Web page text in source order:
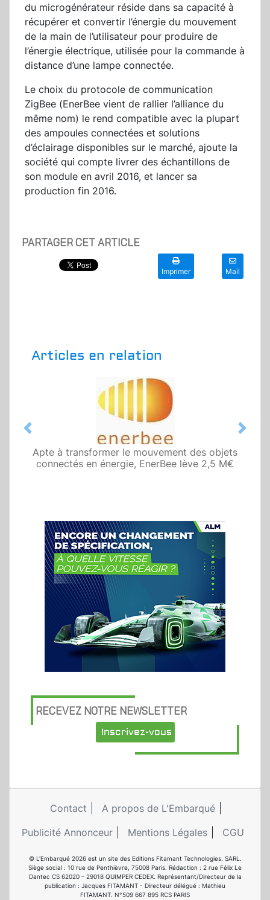
du microgénérateur réside dans sa capacité à
récupérer et convertir l’énergie du mouvement
de la main de l’utilisateur pour produire de
l’énergie électrique, utilisée pour la commande à
distance d’une lampe connectée.
Le choix du protocole de communication
ZigBee (EnerBee vient de rallier l’alliance du
même nom) le rend compatible avec la plupart
des ampoules connectées et solutions
d’éclairage disponibles sur le marché, ajoute la
société qui compte livrer des échantillons de
son module en avril 2016, et lancer sa
production fin 2016.
PARTAGER CET ARTICLE
Imprimer Mail
Articles en relation
Apte à transformer le mouvement des objets
connectés en énergie, EnerBee lève 2,5 M€
Previous Next
RECEVEZ NOTRE NEWSLETTER
Inscrivez-vous
Contact
A propos de L'Embarqué
Publicité Annonceur
Mentions Légales CGU
© L'Embarqué 2026 est un site des Editions Fitamant Technologies. SARL.
Siège social : 10 rue de Penthièvre, 75008 Paris. Rédaction : 2 rue Félix Le
Dantec CS 62020 – 29018 QUIMPER CEDEX. Représentant/Directeur de la
publication : Jacques FITAMANT - Directeur délégué : Mathieu
FITAMANT. N°509 667 895 RCS PARIS